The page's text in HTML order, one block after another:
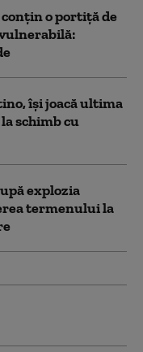
o portiță de
îşi joacă ultima
schimb cu
explozia
termenului la